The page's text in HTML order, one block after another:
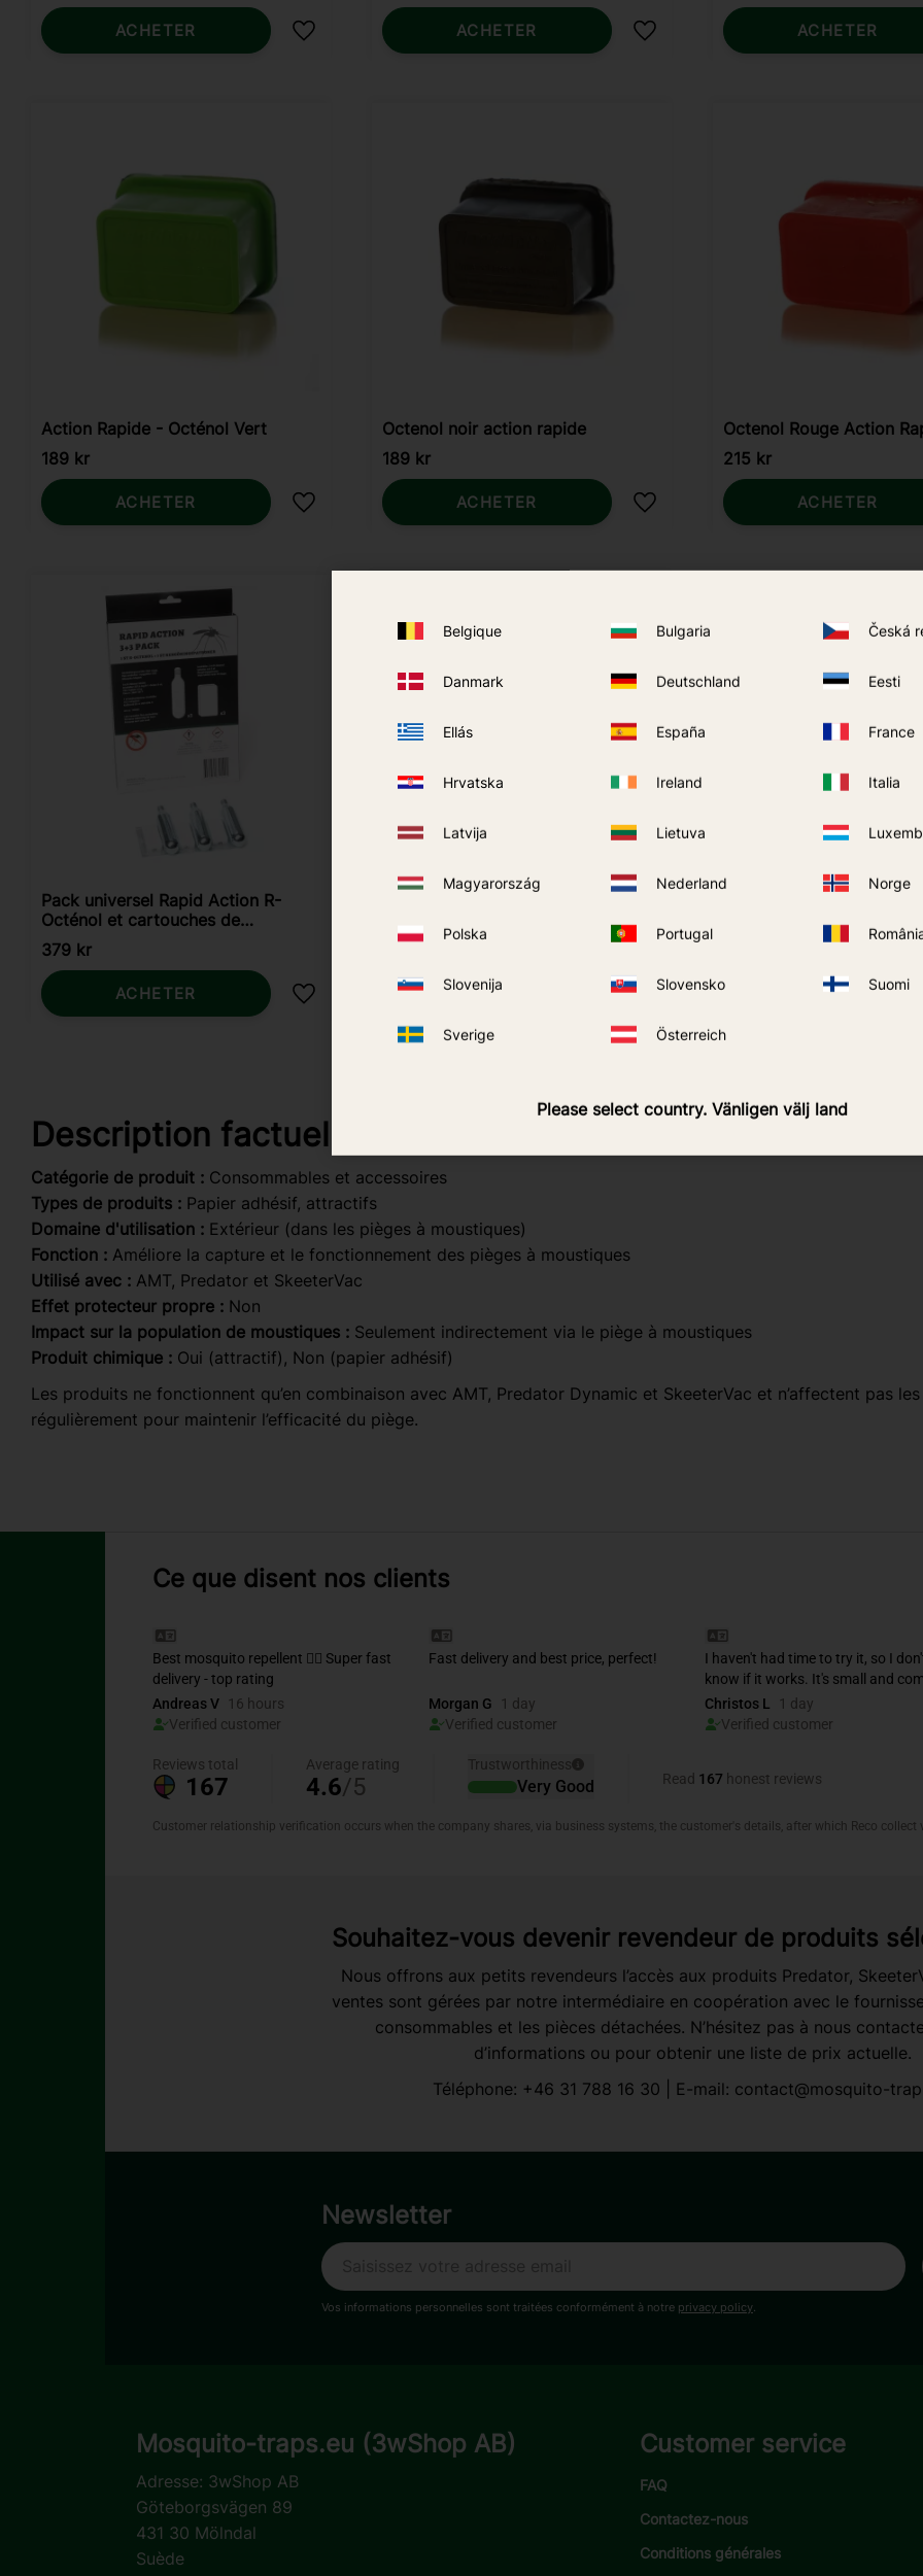
Belgique Bulgaria Česká
Danmark Deutschland Eesti
Ellás España France
Hrvatska Ireland Italia
Latvija Lietuva
Magyarország Nederland Norge
Polska Portugal
Slovenija Slovensko Suomi
Sverige Österreich
Please select country. Vänligen välj land
Ajouter aux favoris
ACHETER
Ajouter aux favoris
ACHETER ACHETER
Action Rapide - Octénol Vert
189 kr
Ajouter aux favoris
ACHETER
Octenol noir action rapide
189 kr
Ajouter aux favoris
ACHETER
Octenol Rouge Action
215 kr
ACHETER
Pack universel Rapid Action R-
Octénol et cartouches de
nettoyage 3 pièces
379 kr
Ajouter aux favoris
ACHETER ACHETER
Description factuelle
Catégorie de produit : Consommables et accessoires
Types de produits : Papier adhésif, attractifs
Domaine d'utilisation : Extérieur (dans les pièges à moustiques)
Fonction : Améliore la capture et le fonctionnement des pièges à moustiques
Utilisé avec : AMT, Predator et SkeeterVac
Effet protecteur propre : Non
Impact sur la population de moustiques : Seulement indirectement via le piège à moustiques
Produit chimique : Oui (attractif), Non (papier adhésif)
Les produits ne fonctionnent qu’en combinaison avec AMT, Predator Dynamic et SkeeterVac et n’affectent pas
régulièrement pour maintenir l’efficacité du piège.
Ce que disent nos clients
Souhaitez-vous devenir revendeur de produits
Nous offrons aux petits revendeurs l’accès aux produits Predator,
ventes sont gérées par notre intermédiaire en coopération avec le
consommables et les pièces détachées. N’hésitez pas à nous
d’informations ou pour obtenir une liste de prix actuelle.
Téléphone: +46 31 788 16 30 | E-mail: contact@mosquito-
Newsletter
Vos informations personnelles sont traitées conformément à notre privacy policy
Mosquito-traps.eu (3wShop AB)
Adresse: 3wShop AB
Göteborgsvägen 89
431 30 Mölndal
Suède
Customer service
FAQ
Contactez-nous
Conditions générales